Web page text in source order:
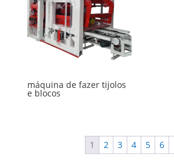
máquina de fazer tijolos
e blocos
1 2 3 4 5 6